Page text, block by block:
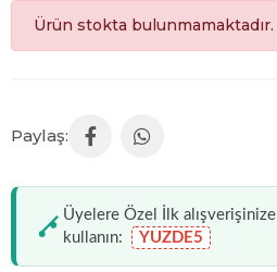
Ürün stokta bulunmamaktadır.
Üyelere Özel İlk alışverişinize
kullanın:
YUZDE5